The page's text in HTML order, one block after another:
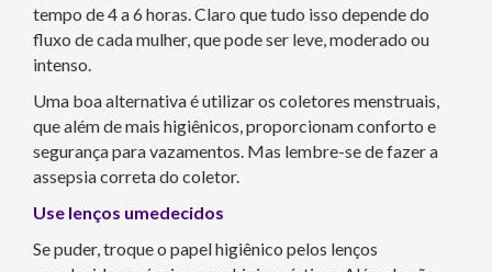
tempo de 4 a 6 horas. Claro que tudo isso depende do
fluxo de cada mulher, que pode ser leve, moderado ou
intenso.
Uma boa alternativa é utilizar os coletores menstruais,
que além de mais higiênicos, proporcionam conforto e
segurança para vazamentos. Mas lembre-se de fazer a
assepsia correta do coletor.
Use lenços umedecidos
Se puder, troque o papel higiênico pelos lenços